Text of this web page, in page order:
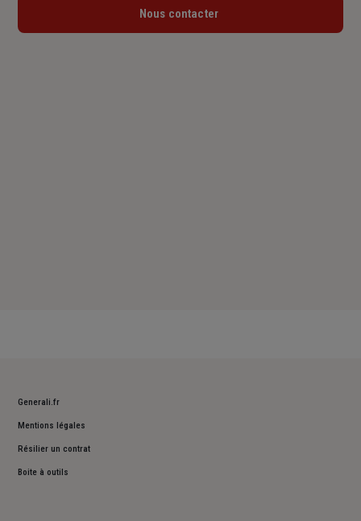
Lundi : 09h – 12h30 / 13h30 – 18h
Nous contacter
Generali.fr
Mentions légales
Résilier un contrat
Boite à outils